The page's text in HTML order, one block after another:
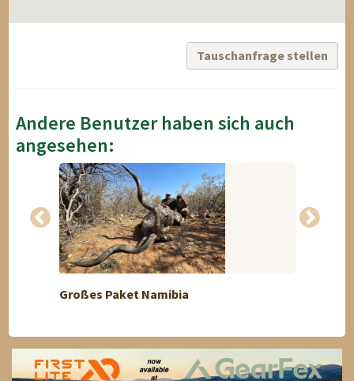
Tauschanfrage stellen
Andere Benutzer haben sich auch
angesehen:
Großes Paket Namibia